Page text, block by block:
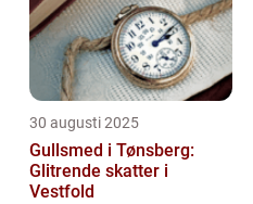
30 augusti 2025
Gullsmed i Tønsberg:
Glitrende skatter i
Vestfold